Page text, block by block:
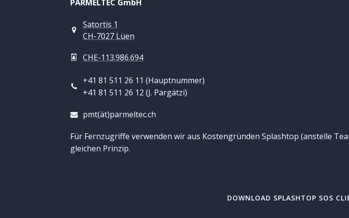
PARMELTEC GmbH
Satortis 1
CH-7027 Lüen
CHE-113.986.694
+41 81 511 26 11 (Hauptnummer)
+41 81 511 26 12 (J. Pargätzi)
pmt(ät)parmeltec.ch
Für Fernzugriffe verwenden wir aus Kostengründen Splashtop (anstelle
gleichen Prinzip.
DOWNLOAD SPLASHTOP SOS